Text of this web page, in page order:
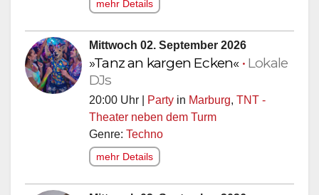
mehr Details
Mittwoch 02. September 2026
»Tanz an kargen Ecken« • Lokale
DJs
20:00 Uhr | Party in Marburg, TNT -
Theater neben dem Turm
Genre: Techno
mehr Details